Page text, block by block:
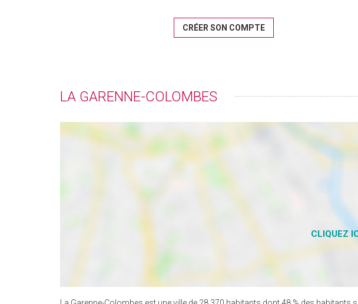
CRÉER SON COMPTE
LA GARENNE-COLOMBES